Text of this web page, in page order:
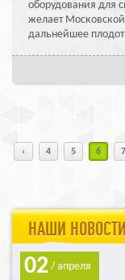
оборудования для
желает
дальнейшее
‹ 4 5 6 7
НАШИ НОВОСТИ
02 / апреля